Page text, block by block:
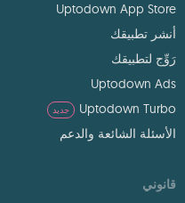
Uptodown App Store
أنشر تطبيقك
رَوِّج لتطبيقك
Uptodown Ads
Uptodown Turbo
جديد
الأسئلة الشائعة والدعم
قانوني